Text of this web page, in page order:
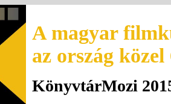
A magyar
az ország
KönyvtárMozi